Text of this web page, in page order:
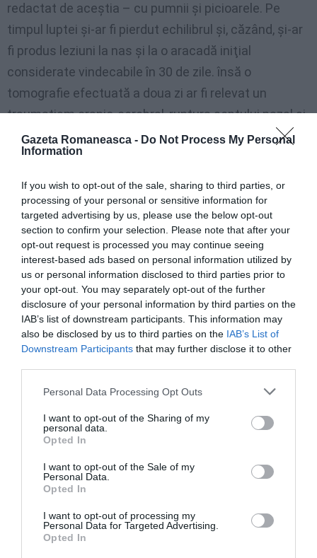
Gazeta Romaneasca - Do Not Process My Personal
Information
If you wish to opt-out of the sale, sharing to third parties, or
processing of your personal or sensitive information for
targeted advertising by us, please use the below opt-out
section to confirm your selection. Please note that after your
opt-out request is processed you may continue seeing
interest-based ads based on personal information utilized by
us or personal information disclosed to third parties prior to
your opt-out. You may separately opt-out of the further
disclosure of your personal information by third parties on the
IAB’s list of downstream participants. This information may
also be disclosed by us to third parties on the IAB’s List of
Downstream Participants that may further disclose it to other
Personal Data Processing Opt Outs
I want to opt-out of the Sharing of my
personal data.
Opted In
I want to opt-out of the Sale of my
Personal Data.
Opted In
I want to opt-out of processing my
Personal Data for Targeted Advertising.
Opted In
redactat de aceştia – cu pumnii şi picioarele. Pe
timpul luptei şi-ar fi pierdut echilibrul şi, căzând, şi-ar
fi produs leziuni la nas şi la o aracadă iniţial
considerate vindecabile în 30 de zile. însă o
tomografie efectuată a doua zi ar fi relevat un
traumatism cranio-cerebral, ruptura septului nazal şi
un edem; – ulterior, starea deţinutului, dus la
închisoare, s-a agravat. Dus la Policlinico, a decedat
pe timpul transportului. Avocatul său, Giuseppe
Serafino, ar fi declarat că suspectează că leziunile
diagnosticate ar fi fost şi mai graveşi, în absenţa
îngrijirilor medicale adecvate şi tempestive,acestea
au dus la deces. Avocatul ar fi cerut Procuraturii să
stabilească nu numai circumstanţele morţii ci şi de
ce Vizitiu a fost dus la închisoare în stare de arest
pentru ultrajîn loc să fie supus imediat
tratamentului medicalobligatoriu.
asistenţă tempestivă şi privind moartea deţinutului
Vizitiu şi dacă Ministrul este la cunoştinţa situaţiei
foarte grave a închisorii Gazzi şi ce măsuri urgente
intenţionează să adopte pentru a asigura în acel loc
de pedeapsă cele mai elementare drepturi la
sănătate garantate de Constituţie”.